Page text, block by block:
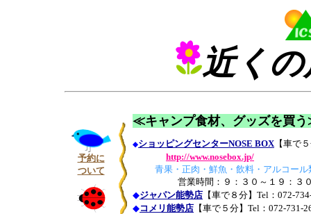
近く
予約に
ついて
≪キャンプ食材、グッズを買
◆ショッピングセンターNOSE BOX【車で
http://www.nosebox.jp/
青果・正肉・鮮魚・飲料・アルコー
営業時間：９：３０～１９：３０
◆ジャパン能勢店 【車で８分】 Tel：072-
◆コメリ能勢店 【車で５分】 Tel：072-731-